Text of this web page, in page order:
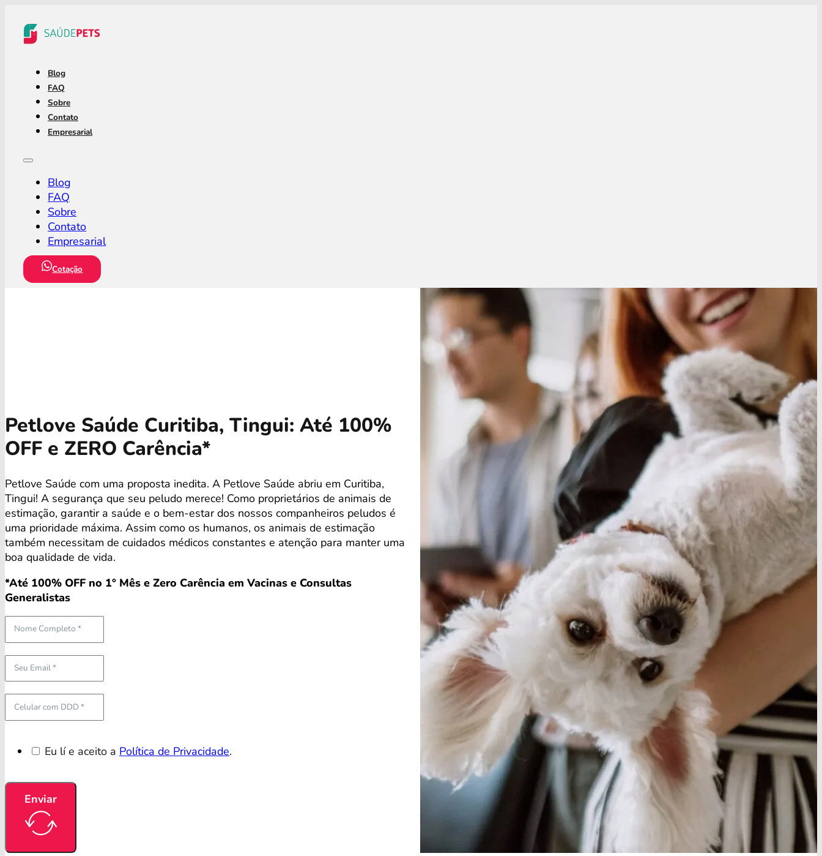
Blog
FAQ
Sobre
Contato
Empresarial
Blog
FAQ
Sobre
Contato
Empresarial
Cotação
Petlove Saúde Curitiba, Tingui: Até 100%
OFF e ZERO Carência*
Petlove Saúde com uma proposta inedita. A Petlove Saúde abriu em Curitiba,
Tingui! A segurança que seu peludo merece! Como proprietários de animais de
estimação, garantir a saúde e o bem-estar dos nossos companheiros peludos é
uma prioridade máxima. Assim como os humanos, os animais de estimação
também necessitam de cuidados médicos constantes e atenção para manter uma
boa qualidade de vida.
*Até 100% OFF no 1° Mês e Zero Carência em Vacinas e Consultas
Generalistas
Eu lí e aceito a Política de Privacidade.
Enviar